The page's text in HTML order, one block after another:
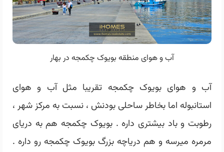
آب و هوای منطقه بویوک چکمجه در بهار
آب و هوای بویوک چکمجه تقریبا مثل آب و هوای
استانبوله اما بخاطر ساحلی بودنش ، نسبت به مرکز شهر ،
رطوبت و باد بیشتری داره . بویوک چکمجه هم به دریای
مرمره میرسه و هم دریاچه بزرگ بویوک چکمجه رو داره .